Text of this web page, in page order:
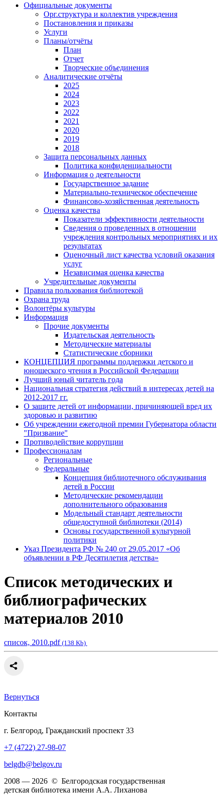
Официальные документы
Орг.структура и коллектив учреждения
Постановления и приказы
Услуги
Планы/отчёты
План
Отчет
Творческие объединения
Аналитические отчёты
2025
2024
2023
2022
2021
2020
2019
2018
Защита персональных данных
Политика конфиденциальности
Информация о деятельности
Государственное задание
Материально-техническое обеспечение
Финансово-хозяйственная деятельность
Оценка качества
Показатели эффективности деятельности
Сведения о проведенных в отношении
учреждения контрольных мероприятиях и их
результатах
Оценочный лист качества условий оказания
услуг
Независимая оценка качества
Учредительные документы
Правила пользования библиотекой
Охрана труда
Волонтёры культуры
Информация
Прочие документы
Издательская деятельность
Методические материалы
Статистические сборники
КОНЦЕПЦИЯ программы поддержки детского и
юношеского чтения в Российской Федерации
Лучший юный читатель года
Национальная стратегия действий в интересах детей на
2012-2017 гг.
О защите детей от информации, причиняющей вред их
здоровью и развитию
Об учреждении ежегодной премии Губернатора области
"Призвание"
Противодействие коррупции
Профессионалам
Региональные
Федеральные
Концепция библиотечного обслуживания
детей в России
Методические рекомендации
дополнительного образования
Модельный стандарт деятельности
общедоступной библиотеки (2014)
Основы государственной культурной
политики
Указ Президента РФ № 240 от 29.05.2017 «Об
объявлении в РФ Десятилетия детства»
Список методических и
библиографических
материалов 2010
список, 2010.pdf (138 Kb)
Вернуться
Контакты
г. Белгород, Гражданский проспект 33
+7 (4722) 27-98-07
belgdb@belgov.ru
2008 — 2026 © Белгородская государственная
детская библиотека имени А.А. Лиханова